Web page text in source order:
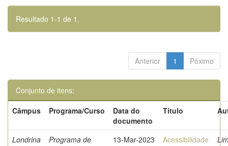
Resultado 1-1 de 1.
Anterior 1 Póximo
Conjunto de itens:
Câmpus
Programa/Curso
Data do
documento
Título
Londrina
Programa de
13-Mar-2023
Acessibilidade